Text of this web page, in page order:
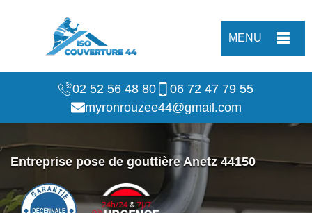
MENU
02 52 56 48 80
06 72 47 79 55
myronrouzee44@gmail.com
Entreprise pose de gouttière Anetz 44150